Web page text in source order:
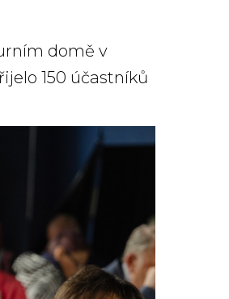
domě v
150 účastníků